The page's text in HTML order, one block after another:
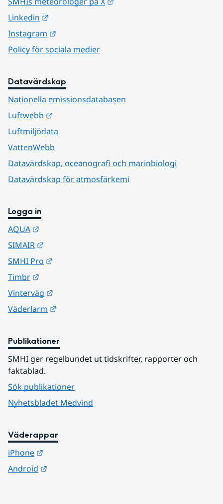
Linkedin
Instagram
Policy för sociala medier
Datavärdskap
Nationella emissionsdatabasen
Luftwebb
Luftmiljödata
VattenWebb
Datavärdskap, oceanografi och marinbiologi
Datavärdskap för atmosfärkemi
Logga in
AQUA
SIMAIR
SMHI Pro
Timbr
Vinterväg
Väderlarm
Publikationer
SMHI ger regelbundet ut tidskrifter, rapporter och
faktablad.
Sök publikationer
Nyhetsbladet Medvind
Väderappar
iPhone
Android